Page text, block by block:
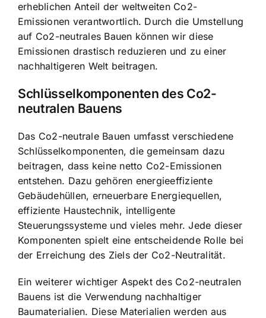
erheblichen Anteil der weltweiten Co2-
Emissionen verantwortlich. Durch die Umstellung
auf Co2-neutrales Bauen können wir diese
Emissionen drastisch reduzieren und zu einer
nachhaltigeren Welt beitragen.
Schlüsselkomponenten des Co2-
neutralen Bauens
Das Co2-neutrale Bauen umfasst verschiedene
Schlüsselkomponenten, die gemeinsam dazu
beitragen, dass keine netto Co2-Emissionen
entstehen. Dazu gehören energieeffiziente
Gebäudehüllen, erneuerbare Energiequellen,
effiziente Haustechnik, intelligente
Steuerungssysteme und vieles mehr. Jede dieser
Komponenten spielt eine entscheidende Rolle bei
der Erreichung des Ziels der Co2-Neutralität.
Ein weiterer wichtiger Aspekt des Co2-neutralen
Bauens ist die Verwendung nachhaltiger
Baumaterialien. Diese Materialien werden aus